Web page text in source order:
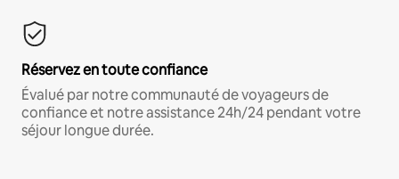
Réservez en toute confiance
Évalué par notre communauté de voyageurs de
confiance et notre assistance 24h/24 pendant votre
séjour longue durée.